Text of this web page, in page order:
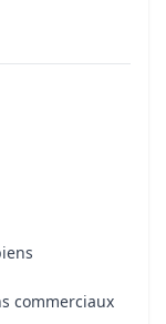
commerciaux